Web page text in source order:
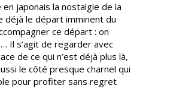
japonais la nostalgie de la
déjà le départ imminent du
ce départ : on
Il s’agit de regarder avec
de ce qui n’est déjà plus là,
le côté presque charnel qui
pour profiter sans regret